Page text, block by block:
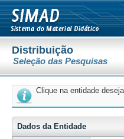
Distribuição
Seleção das Pesquisas
Clique na entidade
Dados da Entidade